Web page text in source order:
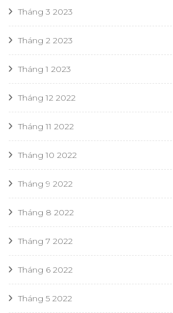
Tháng 3 2023
Tháng 2 2023
Tháng 1 2023
Tháng 12 2022
Tháng 11 2022
Tháng 10 2022
Tháng 9 2022
Tháng 8 2022
Tháng 7 2022
Tháng 6 2022
Tháng 5 2022